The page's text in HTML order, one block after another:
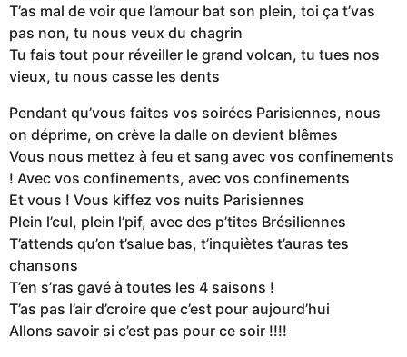
T’as mal de voir que l’amour bat son plein, toi ça t’vas
pas non, tu nous veux du chagrin
Tu fais tout pour réveiller le grand volcan, tu tues nos
vieux, tu nous casse les dents
Pendant qu’vous faites vos soirées Parisiennes, nous
on déprime, on crève la dalle on devient blêmes
Vous nous mettez à feu et sang avec vos confinements
! Avec vos confinements, avec vos confinements
Et vous ! Vous kiffez vos nuits Parisiennes
Plein l’cul, plein l’pif, avec des p’tites Brésiliennes
T’attends qu’on t’salue bas, t’inquiètes t’auras tes
chansons
T’en s’ras gavé à toutes les 4 saisons !
T’as pas l’air d’croire que c’est pour aujourd’hui
Allons savoir si c’est pas pour ce soir !!!!